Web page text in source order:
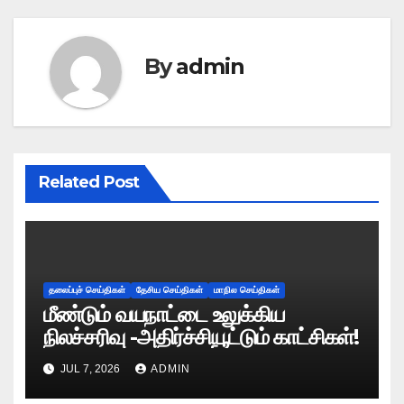
Byadmin
Related Post
தலைப்புச் செய்திகள் தேசிய செய்திகள் மாநில செய்திகள்
மீண்டும் வயநாட்டை உலுக்கிய
நிலச்சரிவு -அதிர்ச்சியூட்டும் காட்சிகள்!
JUL 7, 2026 ADMIN